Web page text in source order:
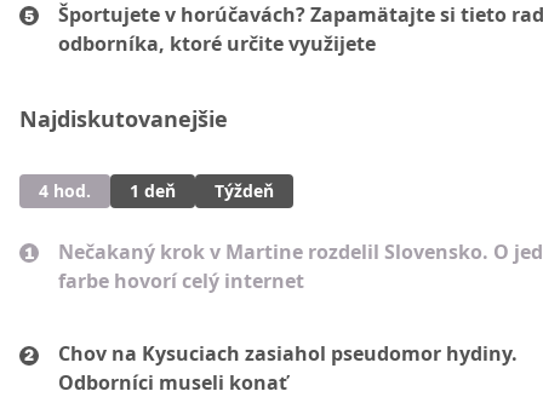
Športujete v horúčavách? Zapamätajte si tieto
odborníka, ktoré určite využijete
Najdiskutovanejšie
4 hod. 1 deň Týždeň
Nečakaný krok v Martine rozdelil Slovensko. O
farbe hovorí celý internet
Chov na Kysuciach zasiahol pseudomor hydiny.
Odborníci museli konať